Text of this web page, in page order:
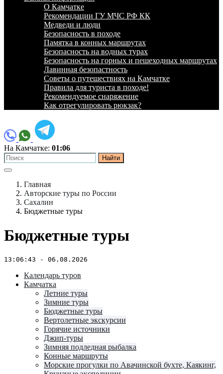
О Камчатке
Рекомендации ГУ МЧС РФ КК
Медведи и люди
Безопасность в походе
Памятка в конных маршрутах
Безопасность на водных турах
Безопасность на горных и пешеходных маршрутах
Лавинная безопастность
Советы о путешествиях на Камчатке
Правила для туриста в походе!
Рекомендуемое снаряжение
Как отрегулировать рюкзак?
На Камчатке: 01:06
Найти
Главная
Авторские туры по России
Сахалин
Бюджетные туры
Бюджетные туры
13:06:43 - 06.08.2026
Календарь туров
Камчатка
Летние туры
Зимние туры
Бюджетные туры
Вертолетные экскурсии
Горячие источники
Джип-туры
Зимняя подледная рыбалка
Конные маршруты
Морские прогулки по Авачинской бухте, Каякинг,